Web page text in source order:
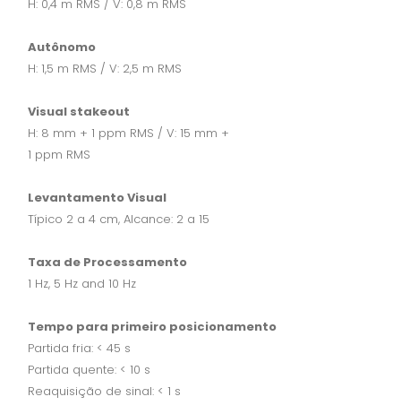
H: 0,4 m RMS / V: 0,8 m RMS
Autônomo
H: 1,5 m RMS / V: 2,5 m RMS
Visual stakeout
H: 8 mm + 1 ppm RMS / V: 15 mm +
1 ppm RMS
Levantamento Visual
Típico 2 a 4 cm, Alcance: 2 a 15
Taxa de Processamento
1 Hz, 5 Hz and 10 Hz
Tempo para primeiro posicionamento
Partida fria: < 45 s
Partida quente: < 10 s
Reaquisição de sinal: < 1 s